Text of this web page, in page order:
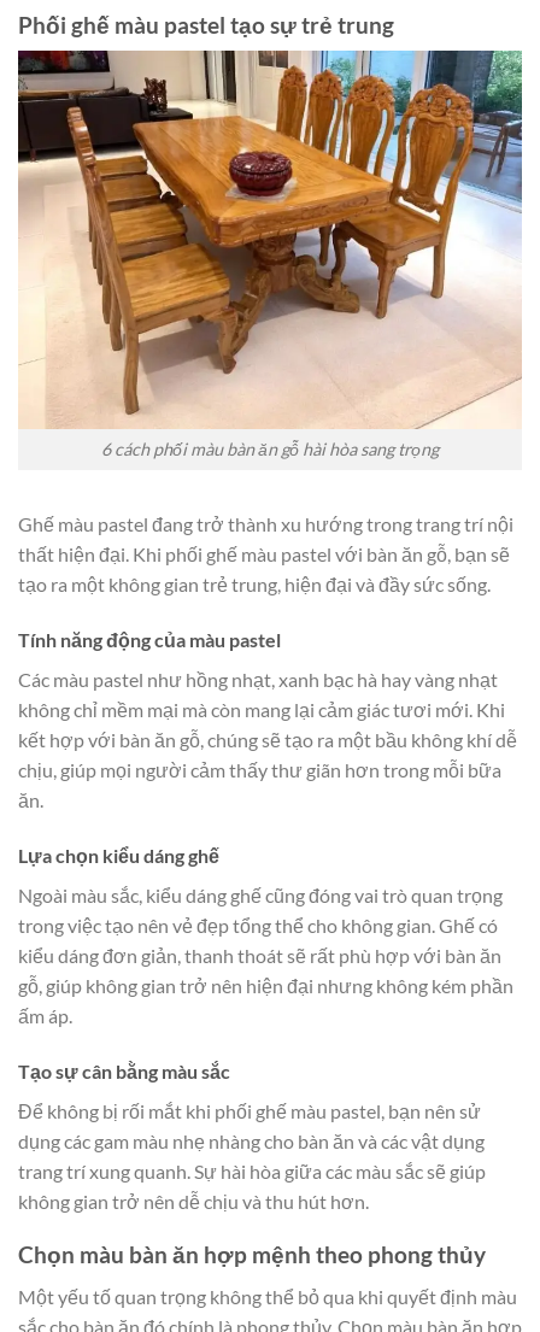
Phối ghế màu pastel tạo sự trẻ trung
6 cách phối màu bàn ăn gỗ hài hòa sang trọng
Ghế màu pastel đang trở thành xu hướng trong trang trí nội
thất hiện đại. Khi phối ghế màu pastel với bàn ăn gỗ, bạn sẽ
tạo ra một không gian trẻ trung, hiện đại và đầy sức sống.
Tính năng động của màu pastel
Các màu pastel như hồng nhạt, xanh bạc hà hay vàng nhạt
không chỉ mềm mại mà còn mang lại cảm giác tươi mới. Khi
kết hợp với bàn ăn gỗ, chúng sẽ tạo ra một bầu không khí dễ
chịu, giúp mọi người cảm thấy thư giãn hơn trong mỗi bữa
ăn.
Lựa chọn kiểu dáng ghế
Ngoài màu sắc, kiểu dáng ghế cũng đóng vai trò quan trọng
trong việc tạo nên vẻ đẹp tổng thể cho không gian. Ghế có
kiểu dáng đơn giản, thanh thoát sẽ rất phù hợp với bàn ăn
gỗ, giúp không gian trở nên hiện đại nhưng không kém phần
ấm áp.
Tạo sự cân bằng màu sắc
Để không bị rối mắt khi phối ghế màu pastel, bạn nên sử
dụng các gam màu nhẹ nhàng cho bàn ăn và các vật dụng
trang trí xung quanh. Sự hài hòa giữa các màu sắc sẽ giúp
không gian trở nên dễ chịu và thu hút hơn.
Chọn màu bàn ăn hợp mệnh theo phong thủy
Một yếu tố quan trọng không thể bỏ qua khi quyết định màu
sắc cho bàn ăn đó chính là phong thủy. Chọn màu bàn ăn hợp